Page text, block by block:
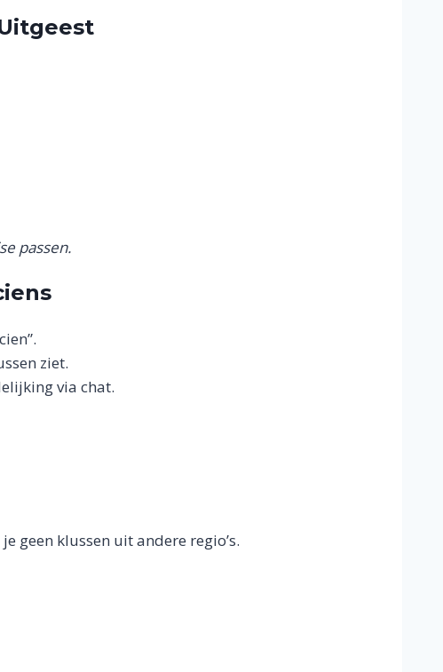
passen.
ziet.
via chat.
geen klussen uit andere regio’s.